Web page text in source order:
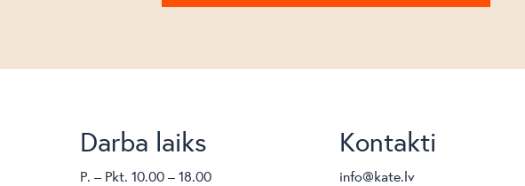
Darba laiks
P. – Pkt. 10.00 – 18.00
Kontakti
info@kate.lv